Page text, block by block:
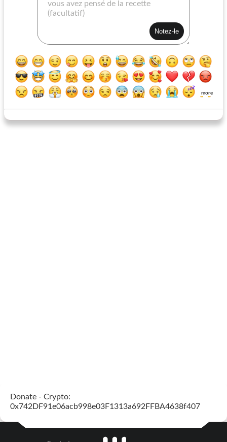
barres de noix de canneberge
more
Donate - Crypto:
0x742DF91e06acb998e03F1313a692FFBA4638f407